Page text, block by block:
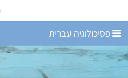
פסיכולוגיה עברית